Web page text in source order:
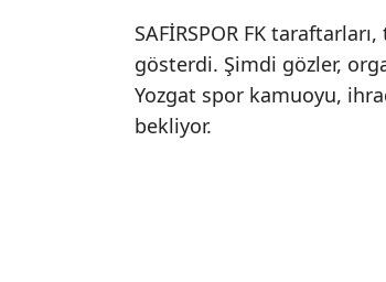
SAFİRSPOR FK
gösterdi. Şimdi gözler,
Yozgat spor kamuoyu,
bekliyor.